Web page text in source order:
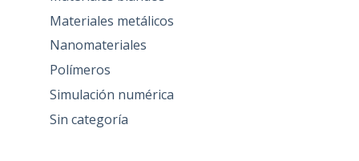
Materiales metálicos
Nanomateriales
Polímeros
Simulación numérica
Sin categoría